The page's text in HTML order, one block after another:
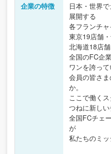
企業の特徴
日本・世界
展開する
各フランチ
東京19店舗
北海道18店舗
全国のFC企
ワンを誇って
会員の皆さ
か。
ここで働くス
つねに新しい
全国FCチェ
が
私たちのミッ